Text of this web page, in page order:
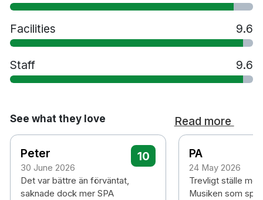
Facilities 9.6
Staff 9.6
See what they love Read more
Peter
30 June 2026
10
Det var bättre än förväntat,
saknade dock mer SPA
PA
24 May 2026
Trevligt ställe
Musiken som